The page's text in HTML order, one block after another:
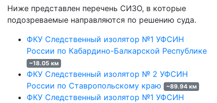
Ниже представлен перечень СИЗО, в которые
подозреваемые направляются по решению суда.
ФКУ Следственный изолятор №1 УФСИН
России по Кабардино-Балкарской Республике
~18.05 км
ФКУ Следственный изолятор № 2 УФСИН
России по Ставропольскому краю
~89.94 км
ФКУ Следственный изолятор №1 УФСИН